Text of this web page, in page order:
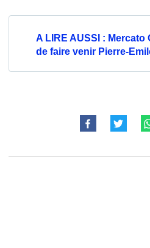
A LIRE AUSSI : Mercato
de faire venir Pierre-